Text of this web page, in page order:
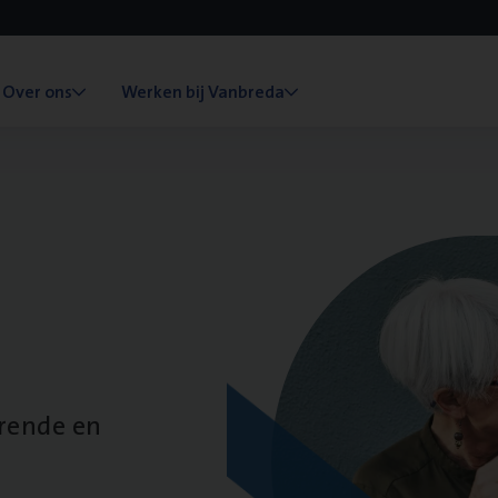
Over ons Werken bij Vanbreda
en